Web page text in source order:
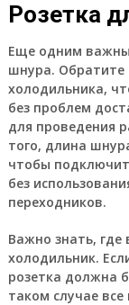
Розетка
Еще одним
шнура.
холодильника,
без проблем
для проведения
того, длина
чтобы
без
переходников.
Важно знать, где
холодильник.
розетка должна
таком случае